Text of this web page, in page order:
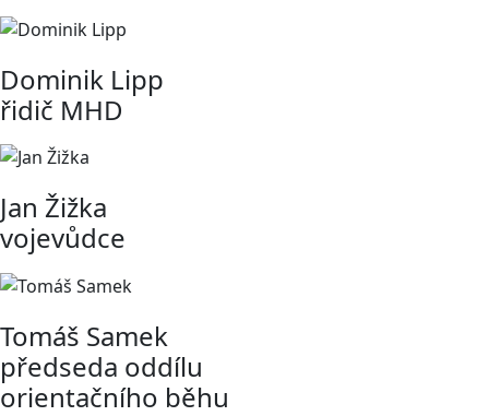
Dominik Lipp
řidič MHD
Jan Žižka
vojevůdce
Tomáš Samek
předseda oddílu
orientačního běhu